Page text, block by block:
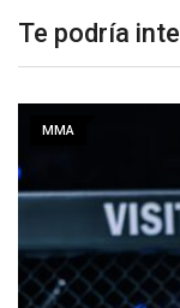
Te podría
MMA